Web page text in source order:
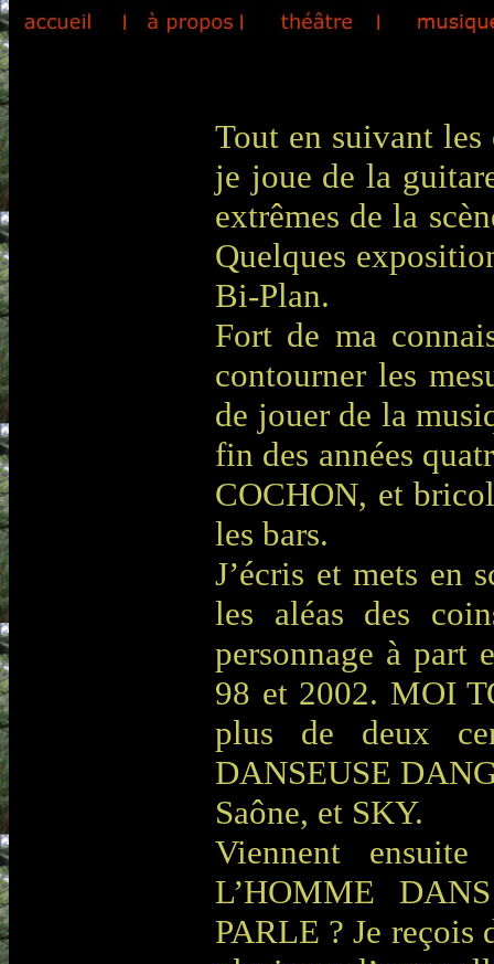
Tout en suivant les
je joue de la
extrêmes de la
Quelques
Bi-Plan.
Fort de ma
contourner les
de jouer de la
fin des années
COCHON, et
les bars.
J’écris et mets en
les aléas des
personnage à part
98 et 2002. MOI
plus de deux
DANSEUSE
Saône, et SKY.
Viennent
L’HOMME
PARLE ? Je reçois